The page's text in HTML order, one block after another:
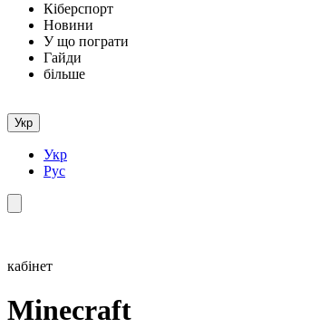
Кіберспорт
Новини
У що пограти
Гайди
більше
Укр
Укр
Рус
кабінет
Minecraft